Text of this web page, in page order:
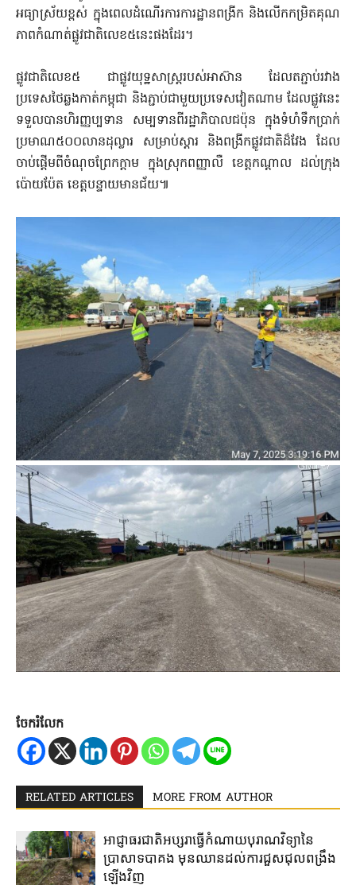
អធ្យាស្រ័យខ្ពស់ ក្នុងពេលដំណើរការការដ្ឋានពង្រីក និងលើកកម្រិតគុណ
ភាពកំណាត់ផ្លូវជាតិលេខ៥នេះផងដែរ។
ផ្លូវជាតិលេខ៥ ជាផ្លូវយុទ្ឋសាស្រ្តរបស់អាស៊ាន ដែលតភ្ជាប់រវាង
ប្រទេសថៃឆ្លងកាត់កម្ពុជា និងភ្ជាប់ជាមួយប្រទេសវៀតណាម ដែលផ្លួវ​នេះ
ទទួលបានហិរញ្ញប្បទាន សម្បទានពីរដ្ឋាភិបាលជប៉ុន ក្នុងទំហំទឹកប្រាក់
ប្រមាណ៥០០លានដុល្លារ សម្រាប់ស្តារ និងពង្រីកផ្លូវជាតិដ៏វែង ដែល
ចាប់ផ្តើមពីចំណុចព្រែកក្តាម ក្នុងស្រុកពញ្ញាលឺ ខេត្តកណ្តាល ដល់ក្រុង
ប៉ោយប៉ែត ខេត្តបន្ទាយមានជ័យ៕
ចែករំលែក
RELATED ARTICLES MORE FROM AUTHOR
អាជ្ញាធរជាតិអប្សរា​ធ្វើ​កំណាយ​បុរាណ​វិទ្យា​នៃ​
ប្រាសាទបាគង​ មុនឈាន​ដល់​ការ​ជួសជុល​ពង្រឹង​
ឡើងវិញ​